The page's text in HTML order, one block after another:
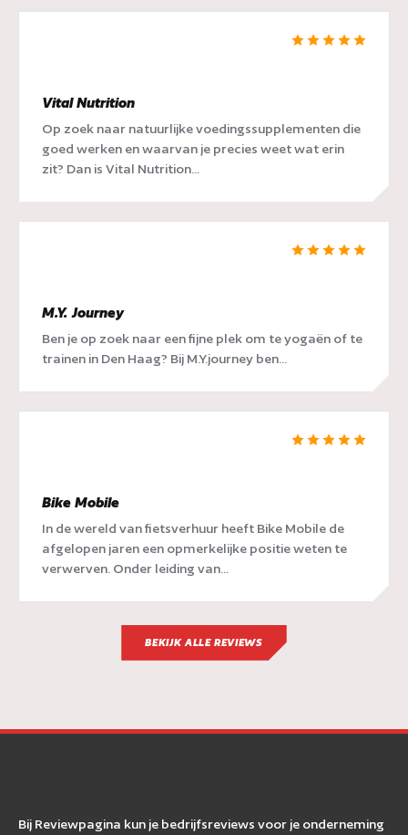
Vital Nutrition
Op zoek naar natuurlijke voedingssupplementen die
goed werken en waarvan je precies weet wat erin
zit? Dan is Vital Nutrition...
M.Y. Journey
Ben je op zoek naar een fijne plek om te yogaën of te
trainen in Den Haag? Bij M.Y.journey ben...
Bike Mobile
In de wereld van fietsverhuur heeft Bike Mobile de
afgelopen jaren een opmerkelijke positie weten te
verwerven. Onder leiding van...
BEKIJK ALLE REVIEWS
Bij Reviewpagina kun je bedrijfsreviews voor je onderneming